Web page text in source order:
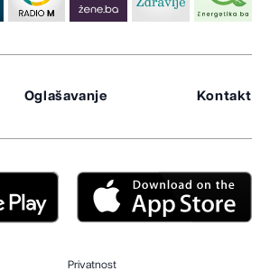
Oglašavanje Kontakt
Privatnost